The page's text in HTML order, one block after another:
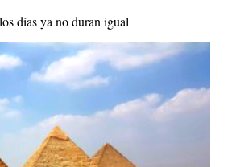
días ya no duran igual